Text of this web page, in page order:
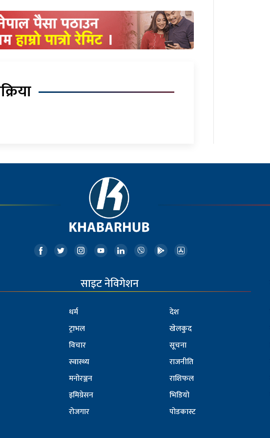
साइट नेविगेशन
धर्म
ट्राभल
विचार
स्वास्थ्य
मनोरञ्जन
इमिग्रेसन
रोजगार
देश
खेलकुद
सूचना
राजनीति
राशिफल
भिडियो
पोडकास्ट